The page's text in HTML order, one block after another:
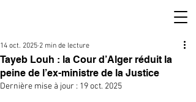
Tayeb Louh : la Cour d’Alger réduit la
peine de l’ex-ministre de la Justice
14 oct. 2025 2 min de lecture
Dernière mise à jour : 19 oct. 2025